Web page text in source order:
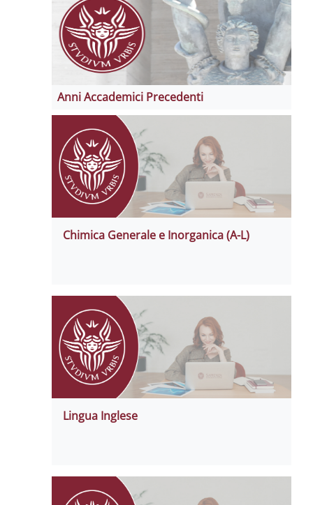
Anni Accademici Precedenti
Chimica Generale e Inorganica (A-L)
Lingua Inglese